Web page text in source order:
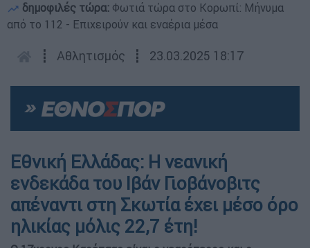
δημοφιλές τώρα: Φωτιά τώρα στο Κορωπί: Μήνυμα
από το 112 - Επιχειρούν και εναέρια μέσα
┋ Αθλητισμός ┋ 23.03.2025 18:17
Εθνική Ελλάδας: Η νεανική
ενδεκάδα του Ιβάν Γιοβάνοβιτς
απέναντι στη Σκωτία έχει μέσο όρο
ηλικίας μόλις 22,7 έτη!